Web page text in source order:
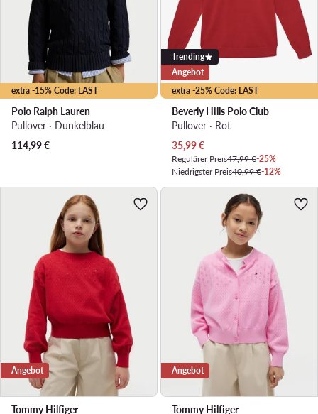
extra -15% Code: LAST
Polo Ralph Lauren
Pullover · Dunkelblau
114,99€
extra -25% Code: LAST
Trending
Angebot
Beverly Hills Polo Club
Pullover · Rot
Aktueller Preis
35,99€
Regulärer Preis47,99 €-25%
Niedrigster Preis40,99 €-12%
Angebot
Tommy Hilfiger
Angebot
Tommy Hilfiger